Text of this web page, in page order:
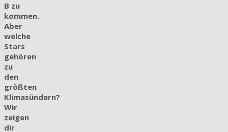
B zu
kommen.
Aber
welche
Stars
gehören
zu
den
größten
Klimasündern?
Wir
zeigen
dir